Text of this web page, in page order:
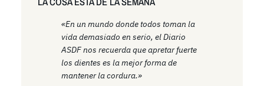
«En un mundo donde todos toman la
vida demasiado en serio, el Diario
ASDF nos recuerda que apretar fuerte
los dientes es la mejor forma de
mantener la cordura.»